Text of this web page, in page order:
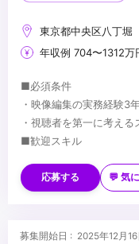
東京都中央区八丁堀
年収例 704〜1312万
■必須条件
・映像編集の実務経験3
・視聴者を第一に考え
■歓迎スキル
・After Effects の操作
・プロデューサー、TV
・撮影やデザイン（ロゴ
応募する 💬 気
募集開始日 : 2025年12月16